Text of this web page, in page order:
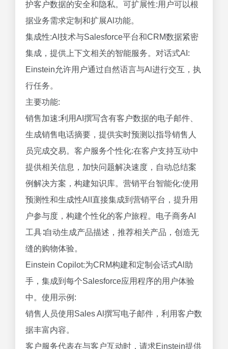
护客户数据的安全和隐私。可扩展性:用户可以根
据业务需求定制和扩展Al功能。
集成性:Al技术与Salesforce平台和CRM数据紧密
集成，提供上下文相关的智能服务。对话式AI:
Einstein允许用户通过自然语言与Al进行交互，执
行任务。
主要功能:
销售加速:利用AI撰写含有客户数据的电子邮件、
生成销售电话摘要，提供实时预测以指导销售人
员完成交易。客户服务个性化:在客户支持互动中
提供相关信息，加快问题解决速度，自动总结案
例解决方案，构建知识库。营销平台智能化:使用
预测性和生成性AlI直接集成到营销平台，提升用
户参与度，构建个性化的客户旅程。电子商务AI
工具∶自动生成产品描述，推荐相关产品，创造无
缝的购物体验。
Einstein Copilot:为CRM构建和定制会话式Al助
手，集成到每个Salesforce应用程序的用户体验
中。使用示例:
销售人员使用Sales Al撰写电子邮件，利用客户数
据丰富内容。
客户服务代表在与客户互动时，请求Einstein提供